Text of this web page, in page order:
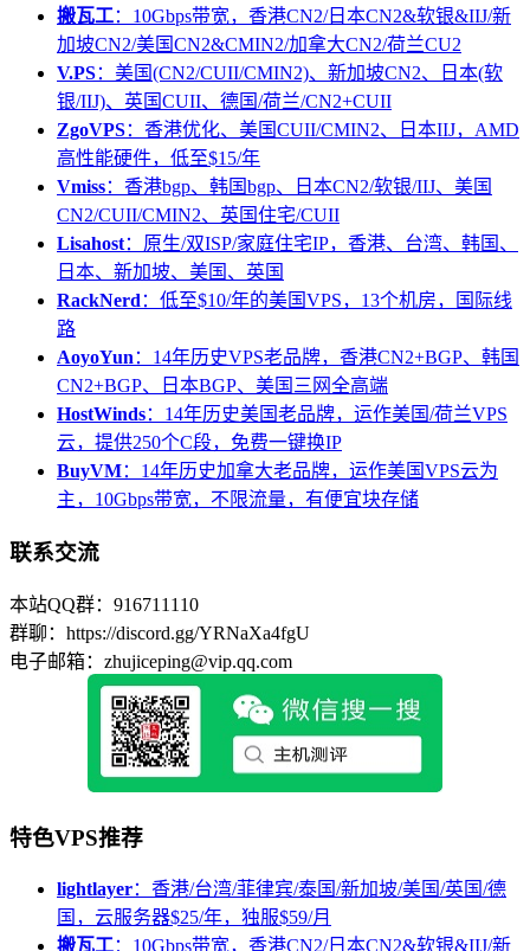
搬瓦工：10Gbps带宽，香港CN2/日本CN2&软银&IIJ/新
加坡CN2/美国CN2&CMIN2/加拿大CN2/荷兰CU2
V.PS：美国(CN2/CUII/CMIN2)、新加坡CN2、日本(软
银/IIJ)、英国CUII、德国/荷兰/CN2+CUII
ZgoVPS：香港优化、美国CUII/CMIN2、日本IIJ，AMD
高性能硬件，低至$15/年
Vmiss：香港bgp、韩国bgp、日本CN2/软银/IIJ、美国
CN2/CUII/CMIN2、英国住宅/CUII
Lisahost：原生/双ISP/家庭住宅IP，香港、台湾、韩国、
日本、新加坡、美国、英国
RackNerd：低至$10/年的美国VPS，13个机房，国际线
路
AoyoYun：14年历史VPS老品牌，香港CN2+BGP、韩国
CN2+BGP、日本BGP、美国三网全高端
HostWinds：14年历史美国老品牌，运作美国/荷兰VPS
云，提供250个C段，免费一键换IP
BuyVM：14年历史加拿大老品牌，运作美国VPS云为
主，10Gbps带宽，不限流量，有便宜块存储
联系交流
本站QQ群：916711110
群聊：https://discord.gg/YRNaXa4fgU
电子邮箱：zhujiceping@vip.qq.com
特色VPS推荐
lightlayer：香港/台湾/菲律宾/泰国/新加坡/美国/英国/德
国，云服务器$25/年，独服$59/月
搬瓦工：10Gbps带宽，香港CN2/日本CN2&软银&IIJ/新